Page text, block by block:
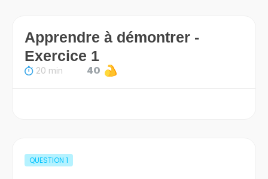
Apprendre à démontrer -
Exercice 1
20 min 40
QUESTION 1